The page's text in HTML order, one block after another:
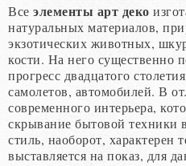
Все элементы арт деко
натуральных материалов,
экзотических животных,
кости. На него существенно
прогресс двадцатого
самолетов, автомобилей. В
современного интерьера,
скрывание бытовой техники
стиль, наоборот, характерен
выставляется на показ, для